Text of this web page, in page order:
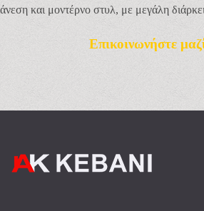
άνεση και μοντέρνο στυλ, με μεγάλη
Επικοινωνήστε